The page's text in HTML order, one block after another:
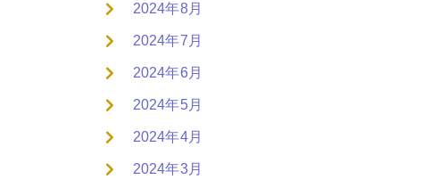
2024年8月
2024年7月
2024年6月
2024年5月
2024年4月
2024年3月